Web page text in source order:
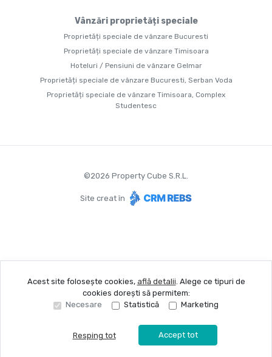
Vânzări proprietăți speciale
Proprietăți speciale de vânzare Bucuresti
Proprietăți speciale de vânzare Timisoara
Hoteluri / Pensiuni de vânzare Gelmar
Proprietăți speciale de vânzare Bucuresti, Serban Voda
Proprietăți speciale de vânzare Timisoara, Complex
Studentesc
©2026 Property Cube S.R.L.
Site creat în
Acest site folosește cookies, află detalii. Alege ce tipuri de
cookies dorești să permitem:
Necesare
Statistică Marketing
Resping tot Accept tot